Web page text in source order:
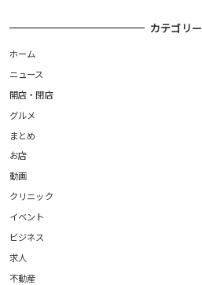
カテゴリー
ホーム
ニュース
開店・閉店
グルメ
まとめ
お店
動画
クリニック
イベント
ビジネス
求人
不動産